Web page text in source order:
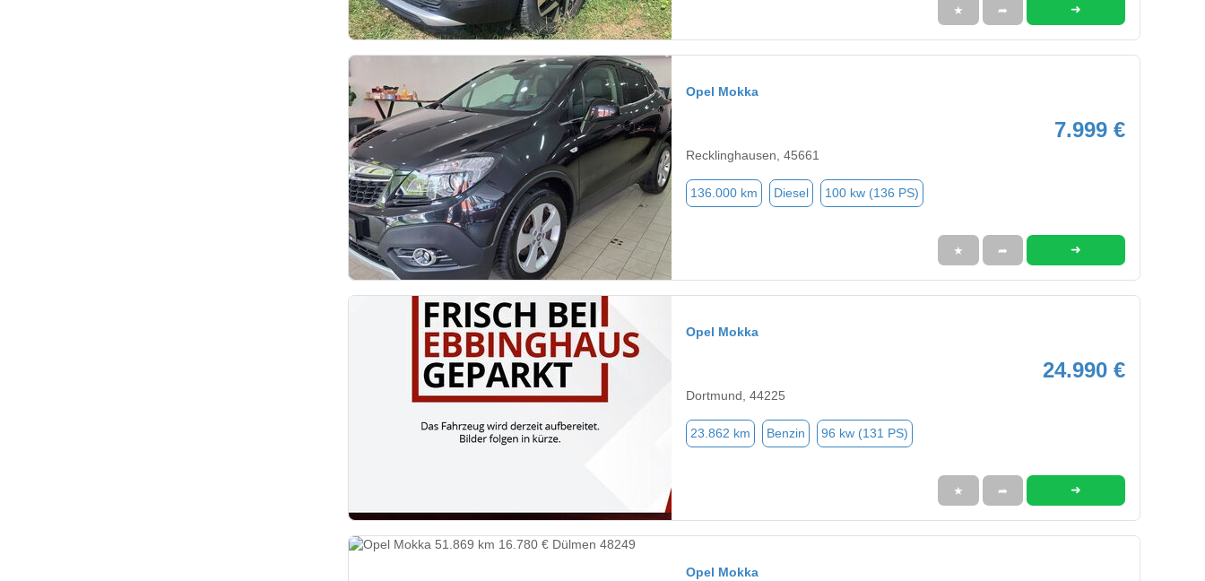
★ ➦ ➜
Opel Mokka
7.999 €
Recklinghausen, 45661
136.000 km Diesel 100 kw (136 PS)
★ ➦ ➜
Opel Mokka
24.990 €
Dortmund, 44225
23.862 km Benzin 96 kw (131 PS)
★ ➦ ➜
Opel Mokka